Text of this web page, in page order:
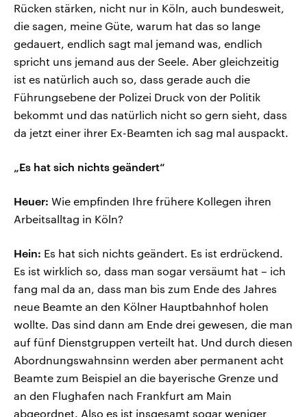
Rücken stärken, nicht nur in Köln, auch bundesweit,
die sagen, meine Güte, warum hat das so lange
gedauert, endlich sagt mal jemand was, endlich
spricht uns jemand aus der Seele. Aber gleichzeitig
ist es natürlich auch so, dass gerade auch die
Führungsebene der Polizei Druck von der Politik
bekommt und das natürlich nicht so gern sieht, dass
da jetzt einer ihrer Ex-Beamten ich sag mal auspackt.
„Es hat sich nichts geändert“
Heuer: Wie empfinden Ihre frühere Kollegen ihren
Arbeitsalltag in Köln?
Hein: Es hat sich nichts geändert. Es ist erdrückend.
Es ist wirklich so, dass man sogar versäumt hat – ich
fang mal da an, dass man bis zum Ende des Jahres
neue Beamte an den Kölner Hauptbahnhof holen
wollte. Das sind dann am Ende drei gewesen, die man
auf fünf Dienstgruppen verteilt hat. Und durch diesen
Abordnungswahnsinn werden aber permanent acht
Beamte zum Beispiel an die bayerische Grenze und
an den Flughafen nach Frankfurt am Main
abgeordnet. Also es ist insgesamt sogar weniger